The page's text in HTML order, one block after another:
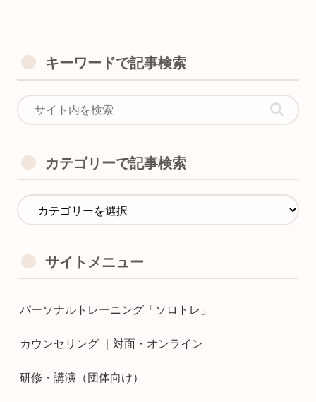
キーワードで記事検索
カテゴリーで記事検索
サイトメニュー
パーソナルトレーニング「ソロトレ」
カウンセリング ｜対面・オンライン
研修・講演（団体向け）